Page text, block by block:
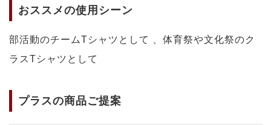
おススメの使用シーン
部活動のチームTシャツとして 、体育祭や文化祭のク
ラスTシャツとして
プラスの商品ご提案